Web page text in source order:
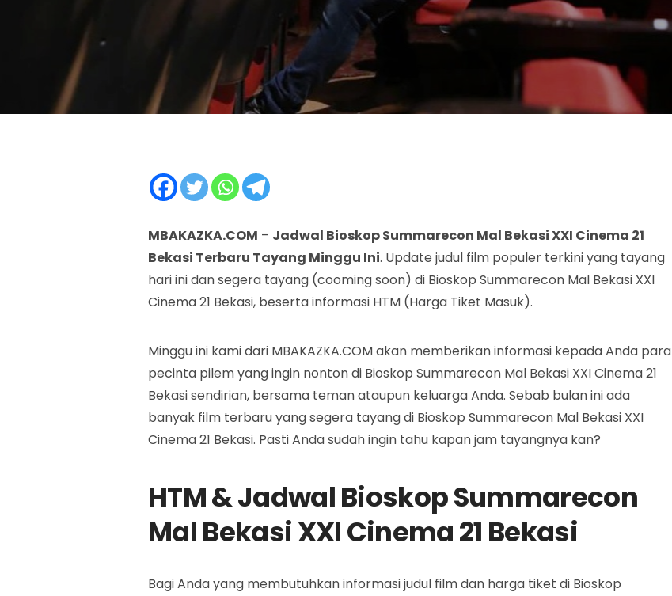
MBAKAZKA.COM – Jadwal Bioskop Summarecon Mal Bekasi XXI Cinema 21
Bekasi Terbaru Tayang Minggu Ini. Update judul film populer terkini yang tayang
hari ini dan segera tayang (cooming soon) di Bioskop Summarecon Mal Bekasi XXI
Cinema 21 Bekasi, beserta informasi HTM (Harga Tiket Masuk).
Minggu ini kami dari MBAKAZKA.COM akan memberikan informasi kepada Anda para
pecinta pilem yang ingin nonton di Bioskop Summarecon Mal Bekasi XXI Cinema 21
Bekasi sendirian, bersama teman ataupun keluarga Anda. Sebab bulan ini ada
banyak film terbaru yang segera tayang di Bioskop Summarecon Mal Bekasi XXI
Cinema 21 Bekasi. Pasti Anda sudah ingin tahu kapan jam tayangnya kan?
HTM & Jadwal Bioskop Summarecon
Mal Bekasi XXI Cinema 21 Bekasi
Bagi Anda yang membutuhkan informasi judul film dan harga tiket di Bioskop